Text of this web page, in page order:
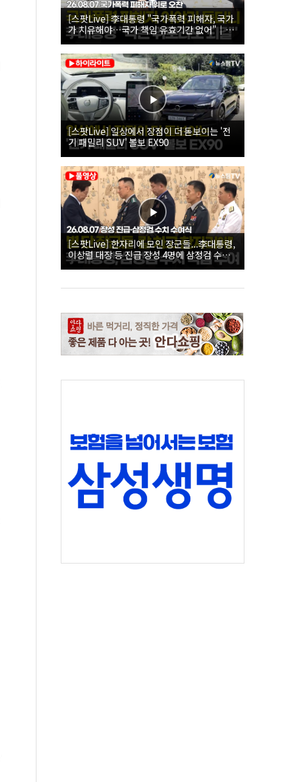
[스팟Live] 李대통령 "국가폭력 피해자, 국가
가 치유해야…국가 책임 유효기간 없어"｜
26.08.07 국가폭력 피해자 위로 오찬
[스팟Live] 일상에서 장점이 더 돋보이는 '전
기 패밀리 SUV' 볼보 EX90
[스팟Live] 한자리에 모인 장군들...李대통령,
이상렬 대장 등 진급 장성 4명에 삼정검 수치
직접 수여｜26.08.07 장성 진급·삼정검 수치